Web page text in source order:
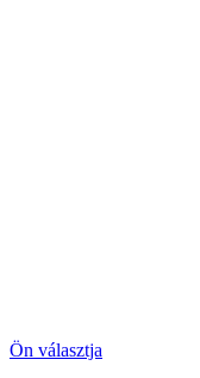
Ön választja